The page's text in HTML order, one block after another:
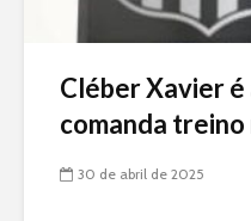
Cléber Xavier
comanda treino
30 de abril de 2025